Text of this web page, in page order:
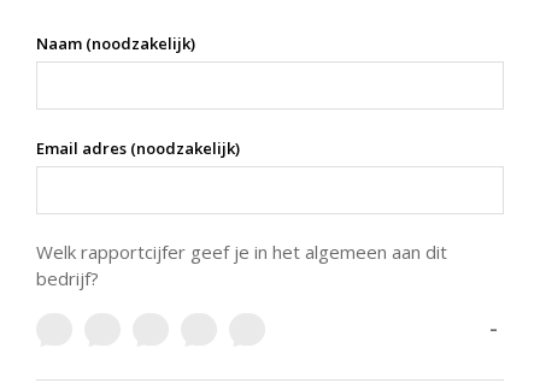
Naam (noodzakelijk)
Email adres (noodzakelijk)
Welk rapportcijfer geef je in het algemeen aan dit
bedrijf?
-